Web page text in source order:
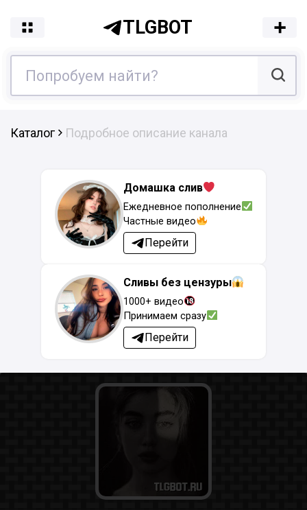
TLGBOT
Каталог Подробное описание канала
Домашка слив
Ежедневное пополнение
Частные видео
Перейти
Сливы без цензуры
1000+ видео
Принимаем сразу
Перейти